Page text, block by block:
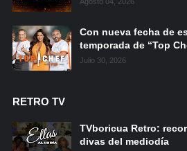
Con nueva fecha de
temporada de “Top
Julio 30, 2026
RETRO TV
TVboricua Retro:
divas del mediodía